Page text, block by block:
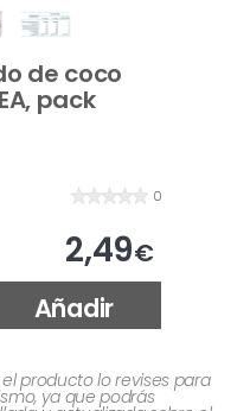
de coco
pack
0
2,49€
Añadir
producto lo revises para
ya que podrás